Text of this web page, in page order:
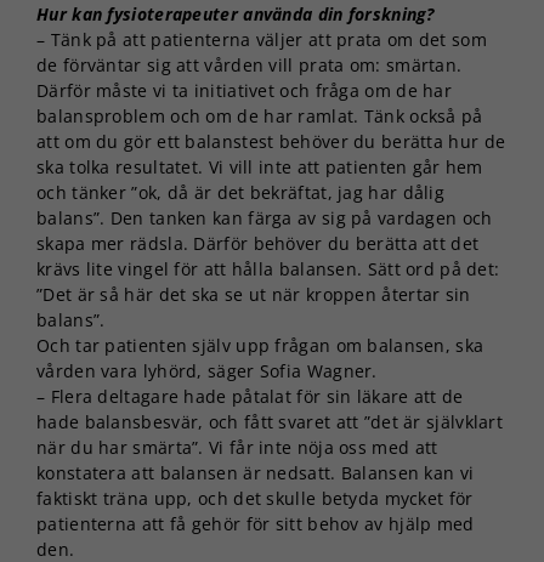
Hur kan fysioterapeuter använda din forskning?
– Tänk på att patienterna väljer att prata om det som
de förväntar sig att vården vill prata om: smärtan.
Därför måste vi ta initiativet och fråga om de har
balansproblem och om de har ramlat. Tänk också på
att om du gör ett balanstest behöver du berätta hur de
ska tolka resultatet. Vi vill inte att patienten går hem
och tänker ”ok, då är det bekräftat, jag har dålig
balans”. Den tanken kan färga av sig på vardagen och
skapa mer rädsla. Därför behöver du berätta att det
krävs lite vingel för att hålla balansen. Sätt ord på det:
”Det är så här det ska se ut när kroppen återtar sin
balans”.
Och tar patienten själv upp frågan om balansen, ska
vården vara lyhörd, säger Sofia Wagner.
– Flera deltagare hade påtalat för sin läkare att de
hade balansbesvär, och fått svaret att ”det är självklart
när du har smärta”. Vi får inte nöja oss med att
konstatera att balansen är nedsatt. Balansen kan vi
faktiskt träna upp, och det skulle betyda mycket för
patienterna att få gehör för sitt behov av hjälp med
den.